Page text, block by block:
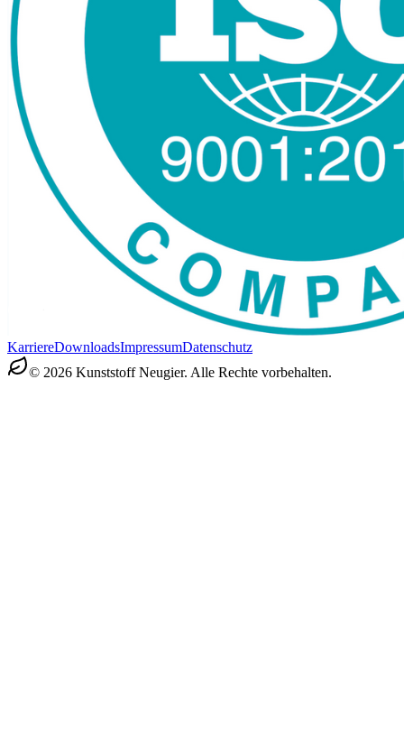
KarriereDownloadsImpressumDatenschutz
© 2026 Kunststoff Neugier. Alle Rechte vorbehalten.